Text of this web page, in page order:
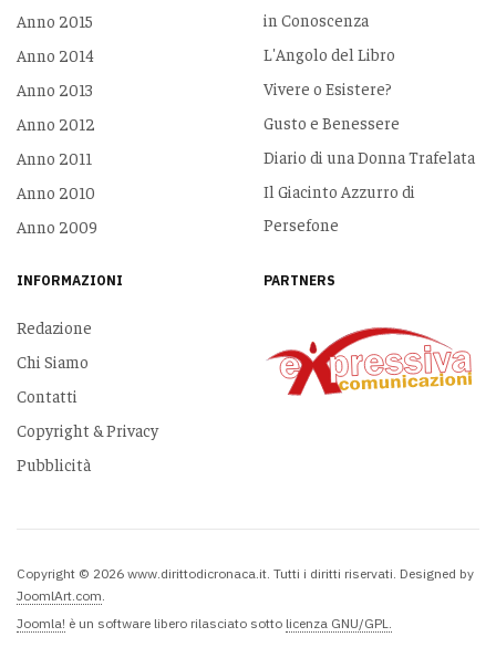
Anno 2015
Anno 2014
Anno 2013
Anno 2012
Anno 2011
Anno 2010
Anno 2009
in Conoscenza
L'Angolo del Libro
Vivere o Esistere?
Gusto e Benessere
Diario di una Donna Trafelata
Il Giacinto Azzurro di
Persefone
INFORMAZIONI
Redazione
Chi Siamo
Contatti
Copyright & Privacy
Pubblicità
PARTNERS
Copyright © 2026 www.dirittodicronaca.it. Tutti i diritti riservati. Designed by
JoomlArt.com.
Joomla! è un software libero rilasciato sotto licenza GNU/GPL.